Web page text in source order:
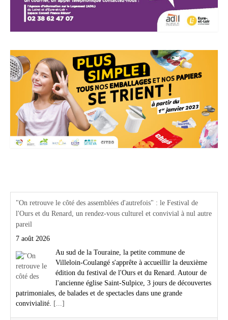
"On retrouve le côté des assemblées d'autrefois" : le Festival de
l'Ours et du Renard, un rendez-vous culturel et convivial à nul autre
pareil
7 août 2026
Au sud de la Touraine, la petite commune de
Villeloin-Coulangé s'apprête à accueillir la deuxième
édition du festival de l'Ours et du Renard. Autour de
l'ancienne église Saint-Sulpice, 3 jours de découvertes
patrimoniales, de balades et de spectacles dans une grande
convivialité. [...]